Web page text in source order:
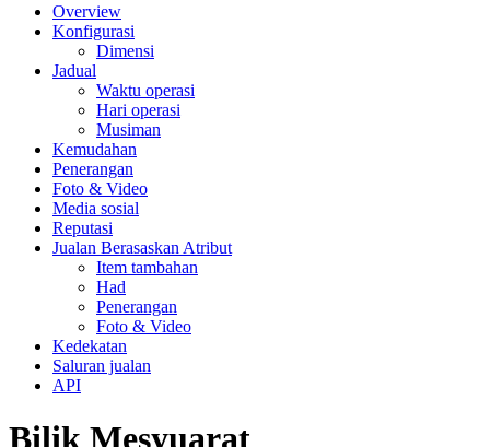
Overview
Konfigurasi
Dimensi
Jadual
Waktu operasi
Hari operasi
Musiman
Kemudahan
Penerangan
Foto & Video
Media sosial
Reputasi
Jualan Berasaskan Atribut
Item tambahan
Had
Penerangan
Foto & Video
Kedekatan
Saluran jualan
API
Bilik Mesyuarat